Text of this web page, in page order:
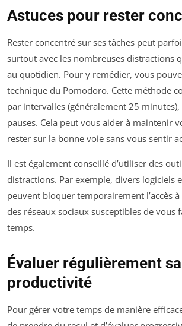
Astuces pour rester
Rester concentré sur ses tâches peut
surtout avec les nombreuses distractions
au quotidien. Pour y remédier, vous
technique du Pomodoro. Cette méthode
par intervalles (généralement 25
pauses. Cela peut vous aider à maintenir
rester sur la bonne voie sans vous sentir
Il est également conseillé d’utiliser des
distractions. Par exemple, divers logiciels
peuvent bloquer temporairement l’accès
des réseaux sociaux susceptibles de vous
temps.
Évaluer régulièrement sa
productivité
Pour gérer votre temps de manière